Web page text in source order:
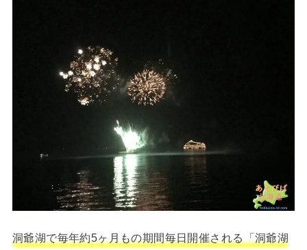
洞爺湖で毎年約5ヶ月もの期間毎日開催される「洞爺湖